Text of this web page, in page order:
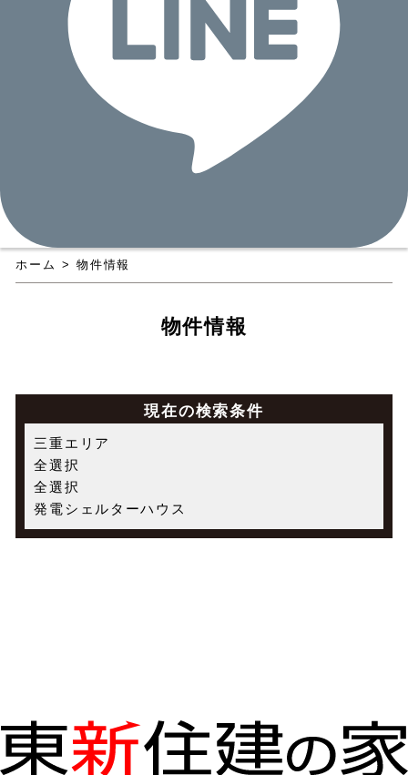
ホーム > 物件情報
物件情報
現在の検索条件
三重エリア
全選択
全選択
発電シェルターハウス